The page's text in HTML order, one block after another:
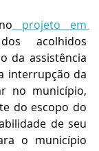
projeto em
acolhidos
da assistência
interrupção da
no município,
do escopo do
de seu
o município